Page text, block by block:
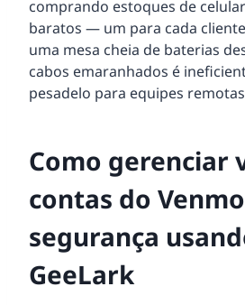
comprando estoques de
baratos — um para cada
uma mesa cheia de baterias
cabos emaranhados é
pesadelo para equipes
Como gerenciar
contas do
segurança
GeeLark